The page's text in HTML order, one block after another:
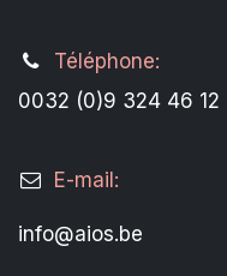
Téléphone:
0032 (0)9 324 46 12
E-mail:
info@aios.be